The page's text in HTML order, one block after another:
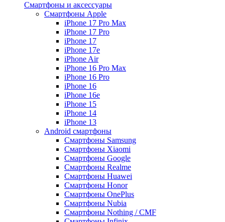
Смартфоны и аксессуары
Смартфоны Apple
iPhone 17 Pro Max
iPhone 17 Pro
iPhone 17
iPhone 17e
iPhone Air
iPhone 16 Pro Max
iPhone 16 Pro
iPhone 16
iPhone 16e
iPhone 15
iPhone 14
iPhone 13
Android cмартфоны
Смартфоны Samsung
Смартфоны Xiaomi
Смартфоны Google
Смартфоны Realme
Смартфоны Huawei
Смартфоны Honor
Смартфоны OnePlus
Смартфоны Nubia
Смартфоны Nothing / CMF